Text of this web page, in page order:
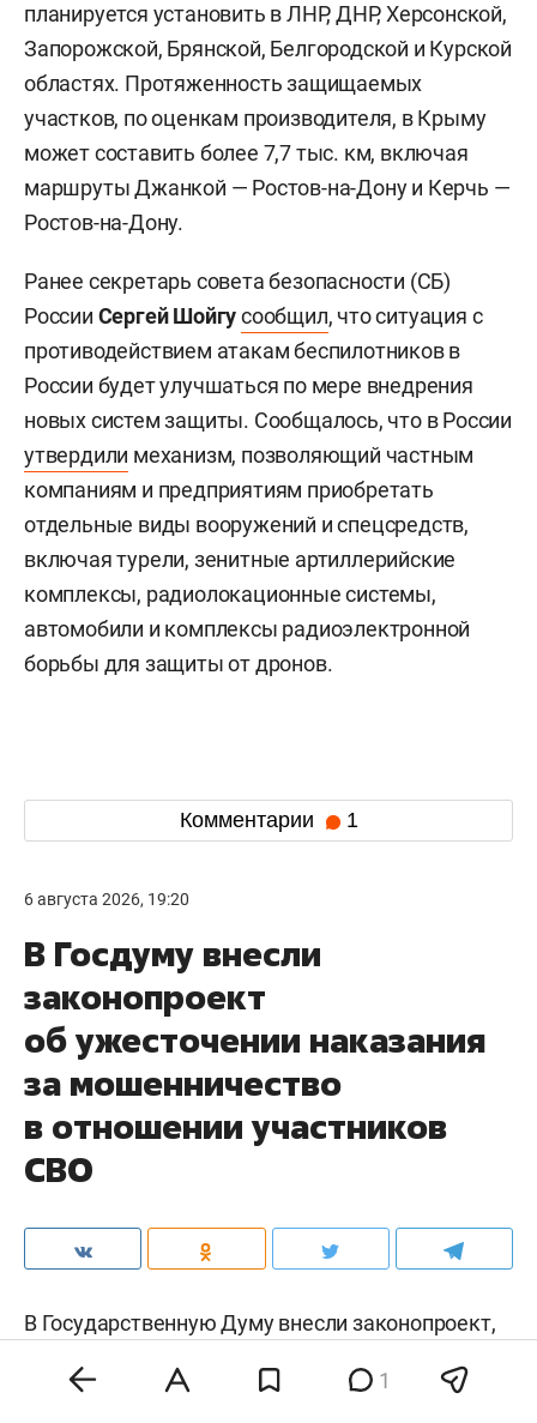
планируется установить в ЛНР, ДНР, Херсонской,
Запорожской, Брянской, Белгородской и Курской
областях. Протяженность защищаемых
участков, по оценкам производителя, в Крыму
может составить более 7,7 тыс. км, включая
маршруты Джанкой — Ростов-на-Дону и Керчь —
Ростов-на-Дону.
Ранее секретарь совета безопасности (СБ)
России Сергей Шойгусообщил, что ситуация с
противодействием атакам беспилотников в
России будет улучшаться по мере внедрения
новых систем защиты. Сообщалось, что в России
утвердили механизм, позволяющий частным
компаниям и предприятиям приобретать
отдельные виды вооружений и спецсредств,
включая турели, зенитные артиллерийские
комплексы, радиолокационные системы,
автомобили и комплексы радиоэлектронной
борьбы для защиты от дронов.
Комментарии 1
6 августа 2026, 19:20
В Госдуму внесли
законопроект
об ужесточении наказания
за мошенничество
в отношении участников
СВО
В Государственную Думувнесли законопроект,
ответственность за мошенничество и
1